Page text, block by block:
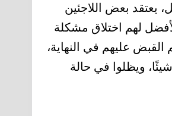
يعتقد بعض اللاجئين
لهم اختلاق مشكلة
القبض عليهم في النهاية،
ويظلوا في حالة